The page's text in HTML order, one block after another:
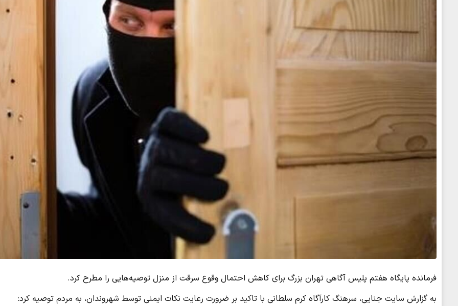
فرمانده پایگاه هفتم پلیس آگاهی تهران بزرگ برای کاهش احتمال وقوع سرقت از منزل توصیه‌هایی را مطرح کرد.
به گزارش سایت جنایی، سرهنگ کارآگاه کرم سلطانی با تاکید بر ضرورت رعایت نکات ایمنی توسط شهروندان، به مردم توصیه کرد: